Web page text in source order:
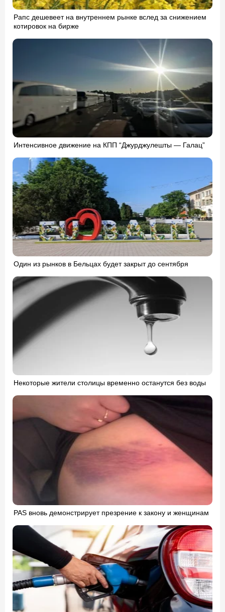
Рапс дешевеет на внутреннем рынке вслед за снижением
котировок на бирже
Интенсивное движение на КПП “Джурджулешты — Галац”
Один из рынков в Бельцах будет закрыт до сентября
Некоторые жители столицы временно останутся без воды
PAS вновь демонстрирует презрение к закону и женщинам